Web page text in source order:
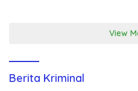
View
Berita Kriminal